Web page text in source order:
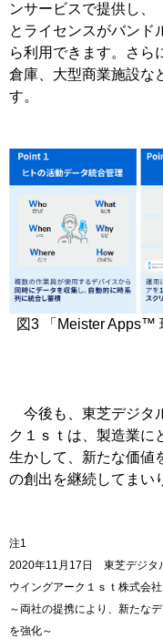
ンサービスで提供し、
とライセンスがバンド
ら利用できます。さら
倉庫、大型商業施設な
す。
図3 「Meister Apps™
今後も、東芝デジタ
ク１ｓｔは、製造業に
生かして、新たな価値
の創出を継続してまい
注1
2020年11月17日 東芝デジタ
ウイングアーク１ｓｔ株式会
～両社の提携により、新たな
を強化～